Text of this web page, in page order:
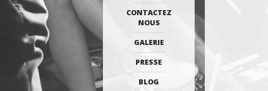
CONTACTEZ
NOUS
GALERIE
PRESSE
BLOG